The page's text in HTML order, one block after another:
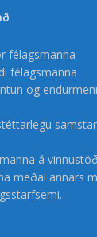
félagsmanna
félagsmanna
og
á
meðal annars